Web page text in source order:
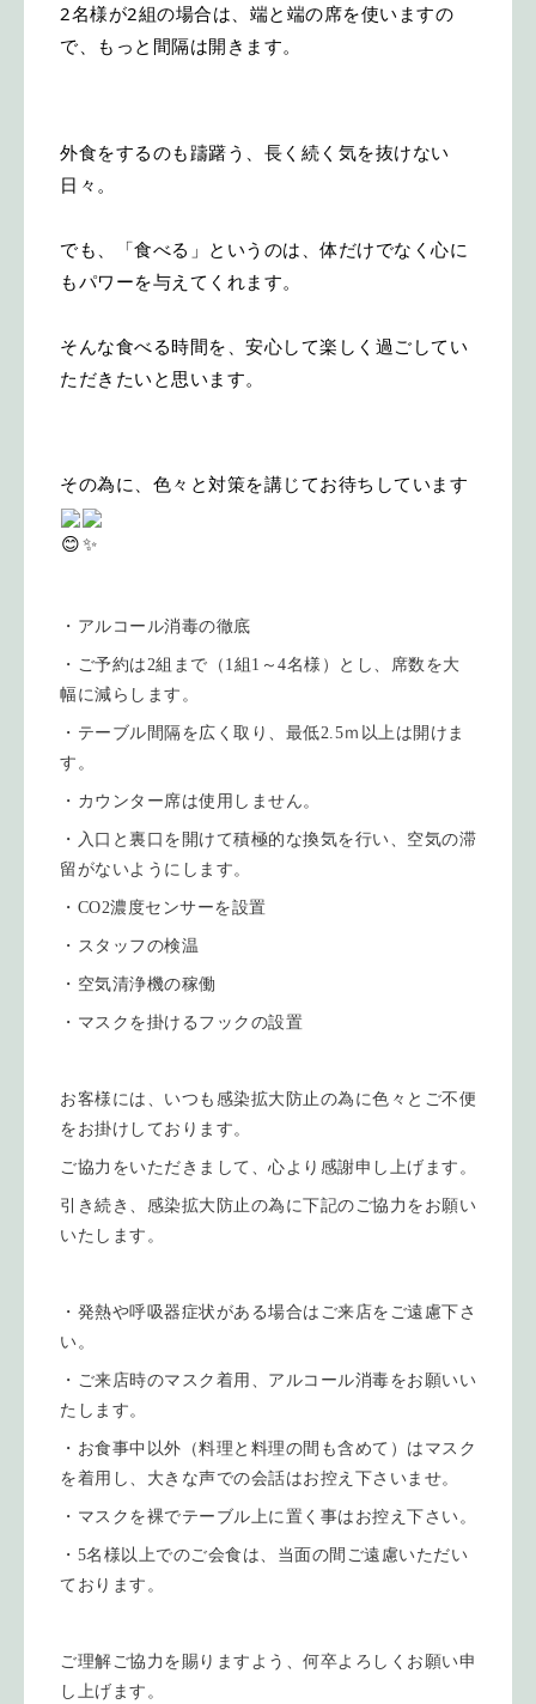
2名様が2組の場合は、端と端の席を使いますの
で、もっと間隔は開きます。
外食をするのも躊躇う、長く続く気を抜けない
日々。
でも、「食べる」というのは、体だけでなく心に
もパワーを与えてくれます。
そんな食べる時間を、安心して楽しく過ごしてい
ただきたいと思います。
その為に、色々と対策を講じてお待ちしています
・アルコール消毒の徹底
・ご予約は2組まで（1組1～4名様）とし、席数を大
幅に減らします。
・テーブル間隔を広く取り、最低2.5ｍ以上は開けま
す。
・カウンター席は使用しません。
・入口と裏口を開けて積極的な換気を行い、空気の滞
留がないようにします。
・CO2濃度センサーを設置
・スタッフの検温
・空気清浄機の稼働
・マスクを掛けるフックの設置
お客様には、いつも感染拡大防止の為に色々とご不便
をお掛けしております。
ご協力をいただきまして、心より感謝申し上げます。
引き続き、感染拡大防止の為に下記のご協力をお願い
いたします。
・発熱や呼吸器症状がある場合はご来店をご遠慮下さ
い。
・ご来店時のマスク着用、アルコール消毒をお願いい
たします。
・お食事中以外（料理と料理の間も含めて）はマスク
を着用し、大きな声での会話はお控え下さいませ。
・マスクを裸でテーブル上に置く事はお控え下さい。
・5名様以上でのご会食は、当面の間ご遠慮いただい
ております。
ご理解ご協力を賜りますよう、何卒よろしくお願い申
し上げます。